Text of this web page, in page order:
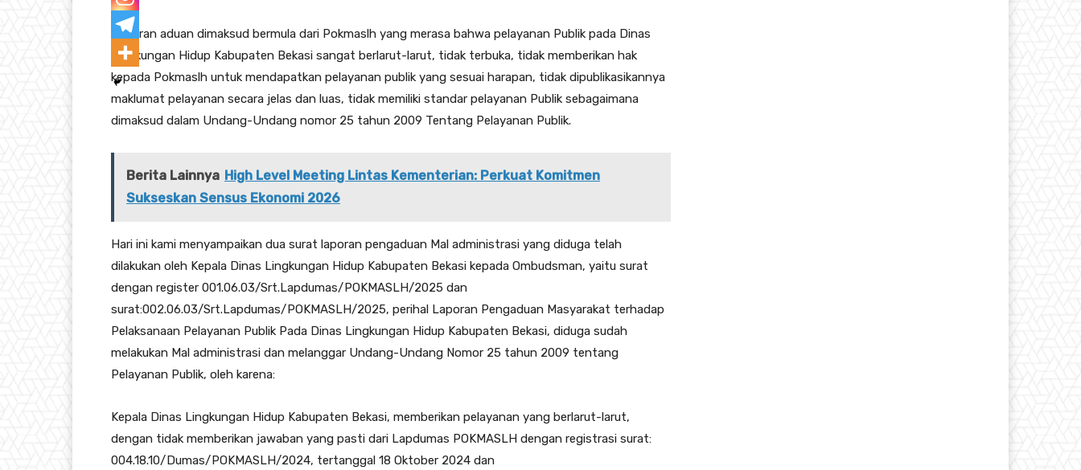
Laporan aduan dimaksud bermula dari Pokmaslh yang merasa bahwa pelayanan Publik pada Dinas
Lingkungan Hidup Kabupaten Bekasi sangat berlarut-larut, tidak terbuka, tidak memberikan hak
kepada Pokmaslh untuk mendapatkan pelayanan publik yang sesuai harapan, tidak dipublikasikannya
maklumat pelayanan secara jelas dan luas, tidak memiliki standar pelayanan Publik sebagaimana
dimaksud dalam Undang-Undang nomor 25 tahun 2009 Tentang Pelayanan Publik.
Berita Lainnya High Level Meeting Lintas Kementerian: Perkuat Komitmen
Sukseskan Sensus Ekonomi 2026
Hari ini kami menyampaikan dua surat laporan pengaduan Mal administrasi yang diduga telah
dilakukan oleh Kepala Dinas Lingkungan Hidup Kabupaten Bekasi kepada Ombudsman, yaitu surat
dengan register 001.06.03/Srt.Lapdumas/POKMASLH/2025 dan
surat:002.06.03/Srt.Lapdumas/POKMASLH/2025, perihal Laporan Pengaduan Masyarakat terhadap
Pelaksanaan Pelayanan Publik Pada Dinas Lingkungan Hidup Kabupaten Bekasi, diduga sudah
melakukan Mal administrasi dan melanggar Undang-Undang Nomor 25 tahun 2009 tentang
Pelayanan Publik, oleh karena:
Kepala Dinas Lingkungan Hidup Kabupaten Bekasi, memberikan pelayanan yang berlarut-larut,
dengan tidak memberikan jawaban yang pasti dari Lapdumas POKMASLH dengan registrasi surat:
004.18.10/Dumas/POKMASLH/2024, tertanggal 18 Oktober 2024 dan